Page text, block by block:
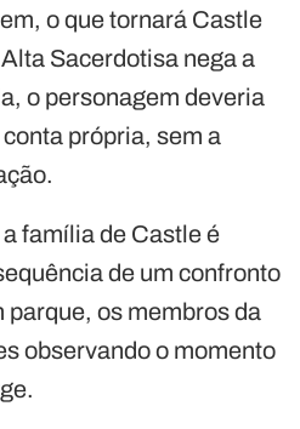
o que tornará Castle
Sacerdotisa nega a
o personagem deveria
própria, sem a
família de Castle é
de um confronto
parque, os membros da
observando o momento